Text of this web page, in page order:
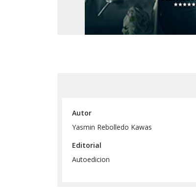
Autor
Yasmin Rebolledo Kawas
Editorial
Autoedicion